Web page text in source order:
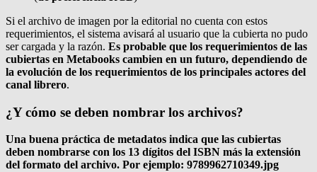
Si el archivo de imagen por la editorial no cuenta con estos
requerimientos, el sistema avisará al usuario que la cubierta no pudo
ser cargada y la razón. Es probable que los requerimientos de las
cubiertas en Metabooks cambien en un futuro, dependiendo de
la evolución de los requerimientos de los principales actores del
canal librero.
¿Y cómo se deben nombrar los archivos?
Una buena práctica de metadatos indica que las cubiertas
deben nombrarse con los 13 dígitos del ISBN más la extensión
del formato del archivo. Por ejemplo: 9789962710349.jpg